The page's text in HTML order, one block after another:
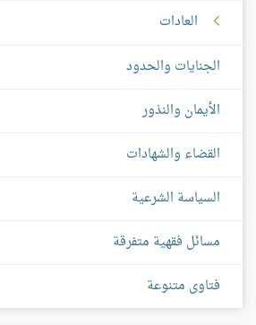
العادات
الجنايات والحدود
الأيمان والنذور
القضاء والشهادات
السياسة الشرعية
مسائل فقهية متفرقة
فتاوى متنوعة